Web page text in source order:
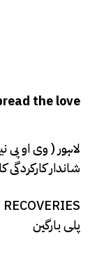
the love
شاندار کارکردگی کا ماضی کے 16 سالہ
RECOVERIES
پلی بارگین